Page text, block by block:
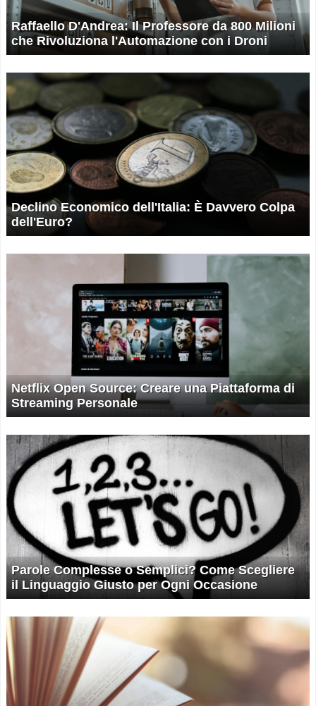
Raffaello D'Andrea: Il Professore da 800 Milioni
che Rivoluziona l'Automazione con i Droni
Declino Economico dell'Italia: È Davvero Colpa
dell'Euro?
Netflix Open Source: Creare una Piattaforma di
Streaming Personale
Parole Complesse o Semplici? Come Scegliere
il Linguaggio Giusto per Ogni Occasione